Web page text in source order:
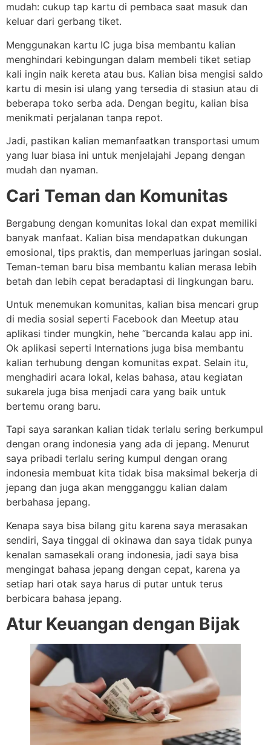
mudah: cukup tap kartu di pembaca saat masuk dan
keluar dari gerbang tiket.
Menggunakan kartu IC juga bisa membantu kalian
menghindari kebingungan dalam membeli tiket setiap
kali ingin naik kereta atau bus. Kalian bisa mengisi saldo
kartu di mesin isi ulang yang tersedia di stasiun atau di
beberapa toko serba ada. Dengan begitu, kalian bisa
menikmati perjalanan tanpa repot.
Jadi, pastikan kalian memanfaatkan transportasi umum
yang luar biasa ini untuk menjelajahi Jepang dengan
mudah dan nyaman.
Cari Teman dan Komunitas
Bergabung dengan komunitas lokal dan expat memiliki
banyak manfaat. Kalian bisa mendapatkan dukungan
emosional, tips praktis, dan memperluas jaringan sosial.
Teman-teman baru bisa membantu kalian merasa lebih
betah dan lebih cepat beradaptasi di lingkungan baru.
Untuk menemukan komunitas, kalian bisa mencari grup
di media sosial seperti Facebook dan Meetup atau
aplikasi tinder mungkin, hehe “bercanda kalau app ini.
Ok aplikasi seperti Internations juga bisa membantu
kalian terhubung dengan komunitas expat. Selain itu,
menghadiri acara lokal, kelas bahasa, atau kegiatan
sukarela juga bisa menjadi cara yang baik untuk
bertemu orang baru.
Tapi saya sarankan kalian tidak terlalu sering berkumpul
dengan orang indonesia yang ada di jepang. Menurut
saya pribadi terlalu sering kumpul dengan orang
indonesia membuat kita tidak bisa maksimal bekerja di
jepang dan juga akan mengganggu kalian dalam
berbahasa jepang.
Kenapa saya bisa bilang gitu karena saya merasakan
sendiri, Saya tinggal di okinawa dan saya tidak punya
kenalan samasekali orang indonesia, jadi saya bisa
mengingat bahasa jepang dengan cepat, karena ya
setiap hari otak saya harus di putar untuk terus
berbicara bahasa jepang.
Atur Keuangan dengan Bijak